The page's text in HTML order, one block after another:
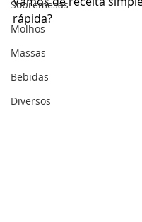
Sobremesas
Molhos
Massas
Bebidas
Diversos
rápida?